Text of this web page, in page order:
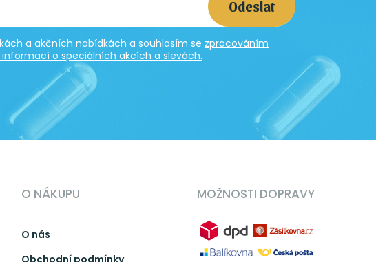
Odeslat
a akčních nabídkách a souhlasím se zpracováním
o speciálních akcích a slevách.
O NÁKUPU
O nás
MOŽNOSTI DOPRAVY